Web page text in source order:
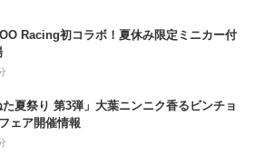
Racing初コラボ！夏休み限定ミニカー付
夏祭り 第3弾」大葉ニンニク香るビンチョ
ェア開催情報